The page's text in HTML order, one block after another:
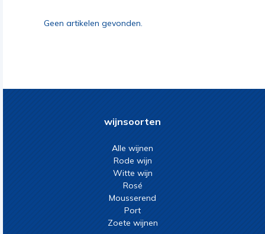
Geen artikelen gevonden.
wijnsoorten
Alle wijnen
Rode wijn
Witte wijn
Rosé
Mousserend
Port
Zoete wijnen